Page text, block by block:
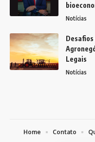
Notícias
Legais
Notícias
Home Contato